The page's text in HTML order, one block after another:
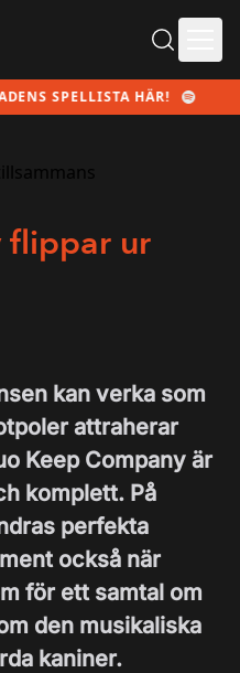
HÄR!
flippar ur
kan verka som
attraherar
Keep Company är
komplett. På
perfekta
också när
för ett samtal om
den musikaliska
kaniner.